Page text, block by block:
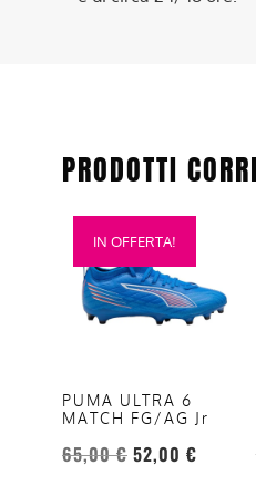
PRODOTTI
IN OFFERTA!
PUMA ULTRA 6
MATCH FG/AG Jr
65,00€ 52,00 €
Questo
prodotto
più
opzioni
possono
essere